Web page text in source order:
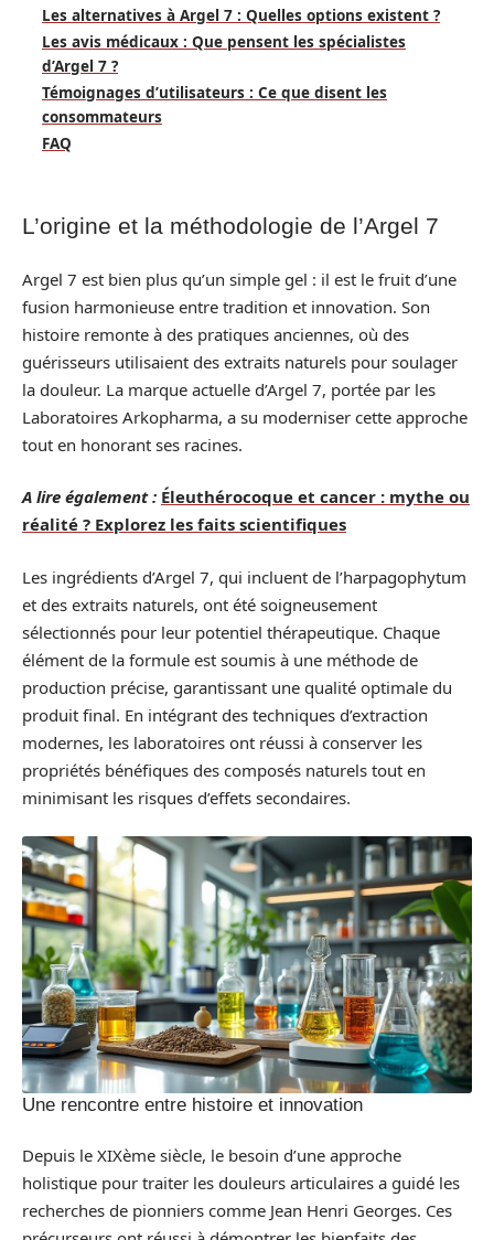
Les alternatives à Argel 7 : Quelles options existent ?
Les avis médicaux : Que pensent les spécialistes
d’Argel 7 ?
Témoignages d’utilisateurs : Ce que disent les
consommateurs
FAQ
L’origine et la méthodologie de l’Argel 7
Argel 7 est bien plus qu’un simple gel : il est le fruit d’une
fusion harmonieuse entre tradition et innovation. Son
histoire remonte à des pratiques anciennes, où des
guérisseurs utilisaient des extraits naturels pour soulager
la douleur. La marque actuelle d’Argel 7, portée par les
Laboratoires Arkopharma, a su moderniser cette approche
tout en honorant ses racines.
A lire également : Éleuthérocoque et cancer : mythe ou
réalité ? Explorez les faits scientifiques
Les ingrédients d’Argel 7, qui incluent de l’harpagophytum
et des extraits naturels, ont été soigneusement
sélectionnés pour leur potentiel thérapeutique. Chaque
élément de la formule est soumis à une méthode de
production précise, garantissant une qualité optimale du
produit final. En intégrant des techniques d’extraction
modernes, les laboratoires ont réussi à conserver les
propriétés bénéfiques des composés naturels tout en
minimisant les risques d’effets secondaires.
Une rencontre entre histoire et innovation
Depuis le XIXème siècle, le besoin d’une approche
holistique pour traiter les douleurs articulaires a guidé les
recherches de pionniers comme Jean Henri Georges. Ces